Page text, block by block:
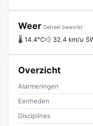
Weer Geheel bewolkt
🌡 14.4°C💨 32.4 km/u
Overzicht
Alarmeringen
Eenheden
Disciplines